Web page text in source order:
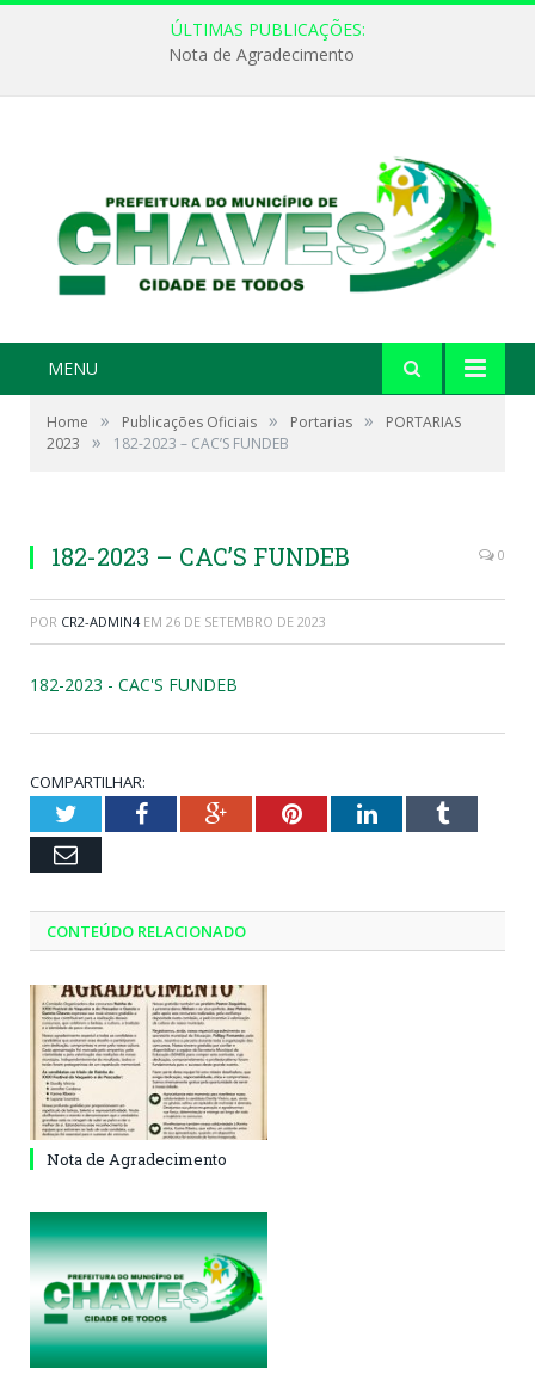
ÚLTIMAS PUBLICAÇÕES:
Nota de Agradecimento
MENU
Home » Publicações Oficiais » Portarias »
PORTARIAS
2023
» 182-2023 – CAC’S FUNDEB
182-2023 – CAC’S FUNDEB 0
POR CR2-ADMIN4 EM 26 DE SETEMBRO DE 2023
182-2023 - CAC'S FUNDEB
COMPARTILHAR:
TwitterFacebookGoogle+PinterestLinkedInTumblr
Email
CONTEÚDO RELACIONADO
Nota de Agradecimento